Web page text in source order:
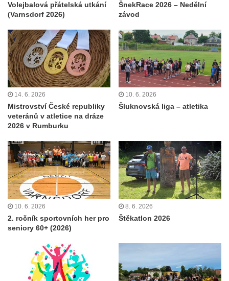
Volejbalová přátelská utkání
(Varnsdorf 2026)
ŠnekRace 2026 – Nedělní
závod
14. 6. 2026
Mistrovství České republiky
veteránů v atletice na dráze
2026 v Rumburku
10. 6. 2026
Šluknovská liga – atletika
10. 6. 2026
2. ročník sportovních her pro
seniory 60+ (2026)
8. 6. 2026
Štěkatlon 2026